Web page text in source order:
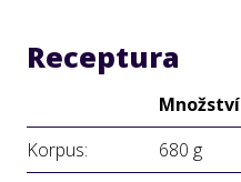
Receptura
Množství
Korpus:
680 g